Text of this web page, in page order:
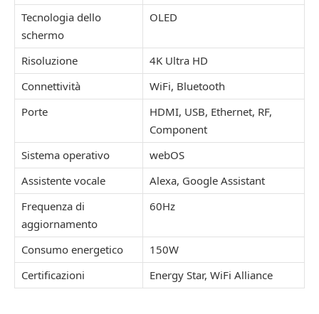
Tecnologia dello
schermo
OLED
Risoluzione
4K Ultra HD
Connettività
WiFi, Bluetooth
Porte
HDMI, USB, Ethernet, RF,
Component
Sistema operativo
webOS
Assistente vocale
Alexa, Google Assistant
Frequenza di
aggiornamento
60Hz
Consumo energetico
150W
Certificazioni
Energy Star, WiFi Alliance